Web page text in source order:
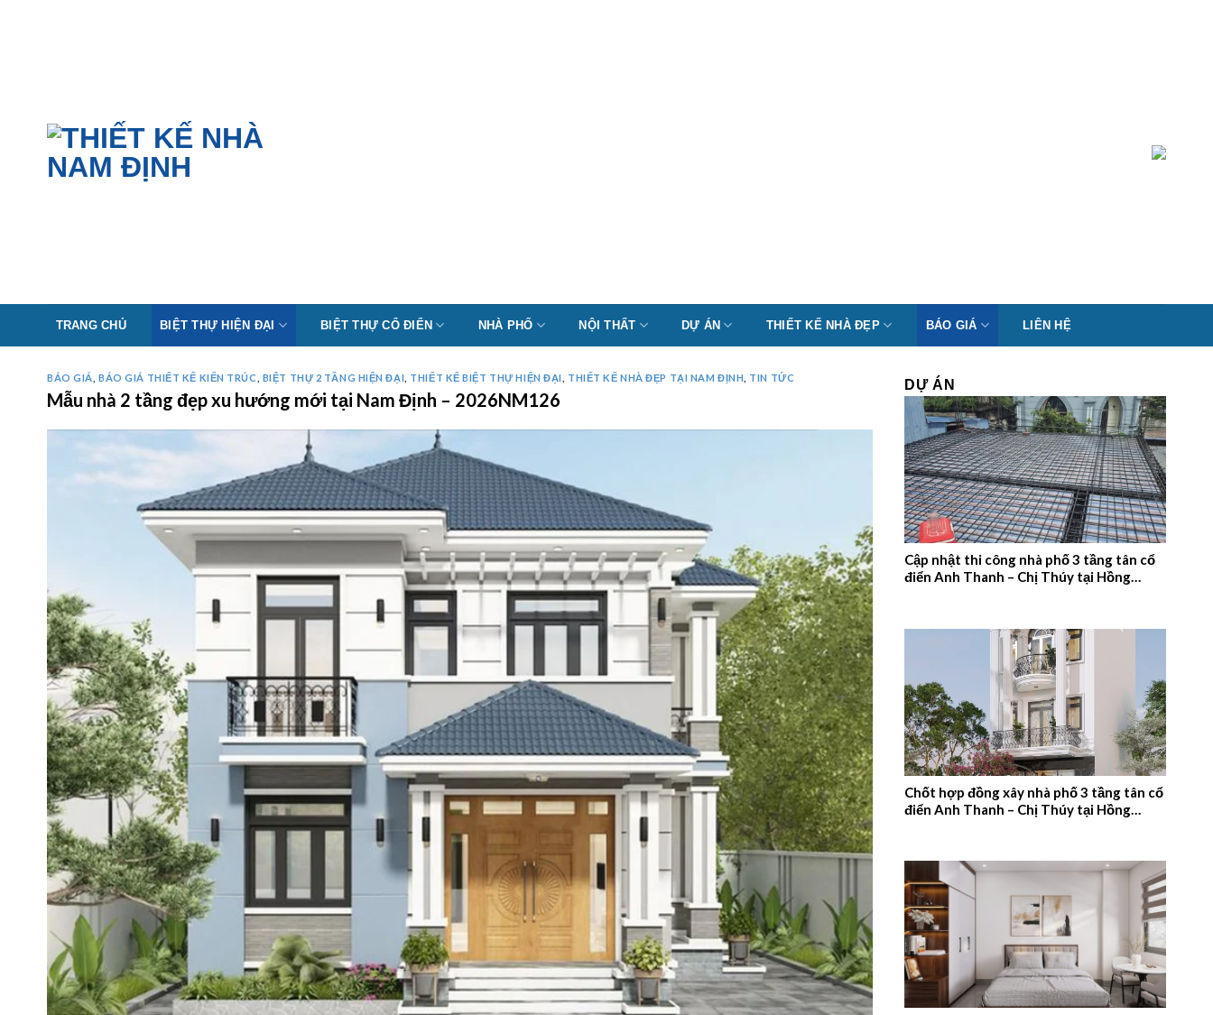
TRANG CHỦ BIỆT THỰ HIỆN ĐẠI BIỆT THỰ CỔ ĐIỂN NHÀ PHỐ NỘI THẤT DỰ ÁN THIẾT KẾ NHÀ ĐẸP BÁO GIÁ LIÊN HỆ
BÁO GIÁ ,BÁO GIÁ THIẾT KẾ KIẾN TRÚC BIỆT THỰ 2 TẦNG HIỆN ĐẠI THIẾT KẾ BIỆT THỰ HIỆN ĐẠI THIẾT KẾ NHÀ ĐẸP TẠI NAM ĐỊNH TIN TỨC
Mẫu nhà 2 tầng đẹp xu hướng mới tại Nam Định – 2026NM126
DỰ ÁN
Cập nhật thi công nhà phố 3 tầng tân cổ
điển Anh Thanh – Chị Thúy tại Hồng
Chốt hợp đồng xây nhà phố 3 tầng tân cổ
điển Anh Thanh – Chị Thúy tại Hồng